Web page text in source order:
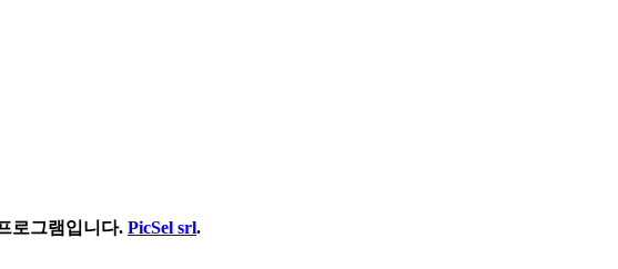
로그램입니다. PicSel srl.